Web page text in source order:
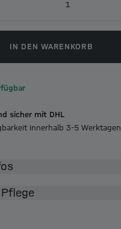
1
IN DEN WARENKORB
sicher mit DHL
innerhalb 3-5 Werktagen